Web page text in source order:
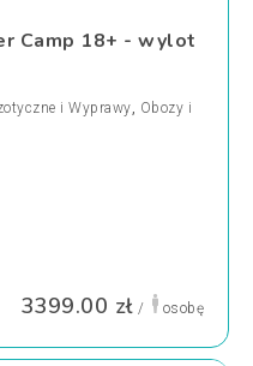
Camp 18+ - wylot
i Wyprawy, Obozy i
3399.00 zł / osobę